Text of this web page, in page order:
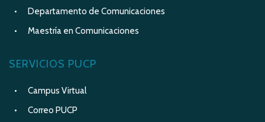
Departamento de Comunicaciones
Maestría en Comunicaciones
SERVICIOS PUCP
Campus Virtual
Correo PUCP